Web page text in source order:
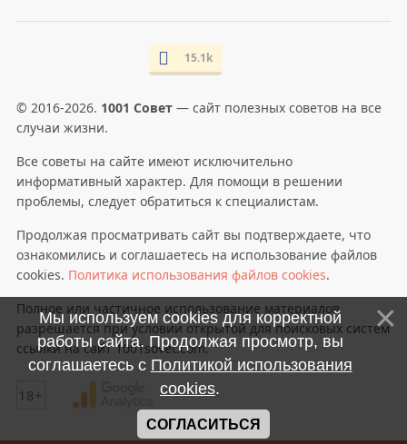
15.1k
© 2016-2026. 1001 Совет— сайт полезных советов на все
случаи жизни.
Все советы на сайте имеют исключительно
информативный характер. Для помощи в решении
проблемы, следует обратиться к специалистам.
Продолжая просматривать сайт вы подтверждаете, что
ознакомились и соглашаетесь на использование файлов
cookies. Политика использования файлов cookies.
Полное или частичное использование материалов
разрешается при условии открытой для поисковых систем
ссылки на сайт 1001sovet.com.
18+
Мы используем cookies для корректной
работы сайта. Продолжая просмотр, вы
соглашаетесь с Политикой использования
cookies.
СОГЛАСИТЬСЯ